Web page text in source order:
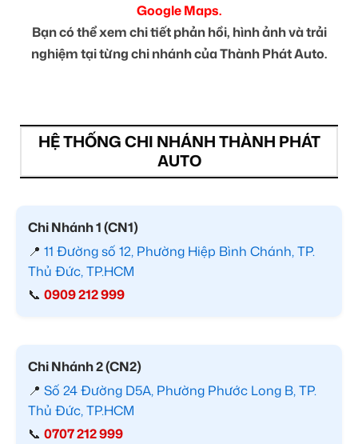
Google Maps.
Bạn có thể xem chi tiết phản hồi, hình ảnh và trải
nghiệm tại từng chi nhánh của Thành Phát Auto.
HỆ THỐNG CHI NHÁNH THÀNH PHÁT
AUTO
Chi Nhánh 1 (CN1)
📍 11 Đường số 12, Phường Hiệp Bình Chánh, TP.
Thủ Đức, TP.HCM
📞 0909 212 999
Chi Nhánh 2 (CN2)
📍 Số 24 Đường D5A, Phường Phước Long B, TP.
Thủ Đức, TP.HCM
📞 0707 212 999